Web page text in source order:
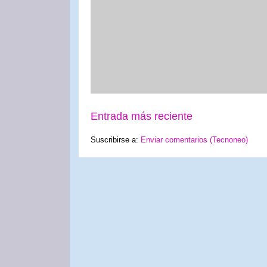
Entrada más reciente
Suscribirse a: Enviar comentarios (Tecnoneo)